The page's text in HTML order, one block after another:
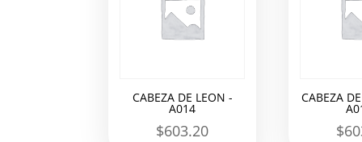
CABEZA DE LEON -
A014
$603.20
CABEZA
$